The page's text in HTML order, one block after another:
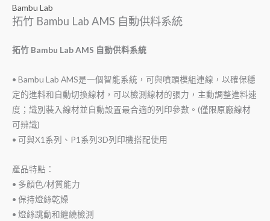
Bambu Lab
拓竹 Bambu Lab AMS 自動供料系統
拓竹 Bambu Lab AMS 自動供料系統
• Bambu Lab AMS是一個智能系統，可與噴頭模組連線，以確保穩
定的進料和自動切換線材，可以檢測線材的張力，主動調整進料速
度；識別裝入線材並自動設置最合適的列印參數。(僅限原廠線材
可辨識)
• 可與X1系列、P1系列3D列印機搭配使用
產品特點：
• 多顏色/材質能力
• 保持燈絲乾燥
• 燈絲跳動和纏繞檢測